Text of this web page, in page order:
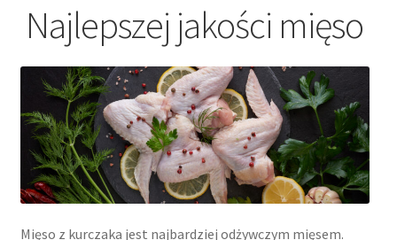
Najlepszej jakości mięso
Mięso z kurczaka jest najbardziej odżywczym mięsem.